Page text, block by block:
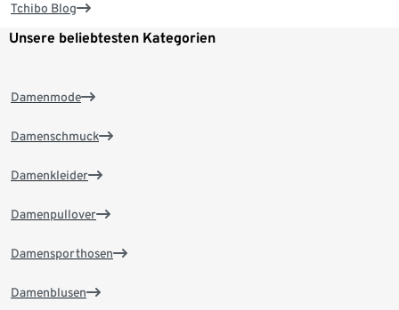
Tchibo Blog
Unsere beliebtesten Kategorien
Damenmode
Damenschmuck
Damenkleider
Damenpullover
Damensporthosen
Damenblusen